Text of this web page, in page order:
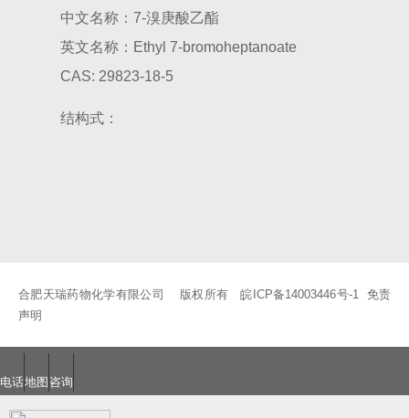
药用辅料及中间体
8-氨基辛酸 8-溴辛酸甲酯
玻尿酸
中文名称：7-溴庚酸乙酯
英文名称：Ethyl 7-bromoheptanoate
CAS: 29823-18-5
结构式：
合肥天瑞药物化学有限公司 版权所有皖ICP备14003446号-1
免责
声明
电话地图 咨询